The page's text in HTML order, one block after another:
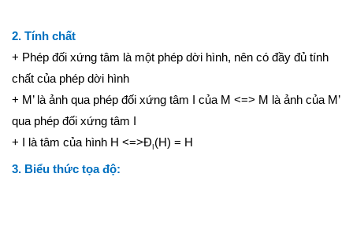
2. Tính chất
+ Phép đối xứng tâm là một phép dời hình, nên có đầy đủ tính
chất của phép dời hình
+ M’ là ảnh qua phép đối xứng tâm I của M <=> M là ảnh của M’
qua phép đối xứng tâm I
+ I là tâm của hình H <=>Đ (H) = H
3. Biểu thức tọa độ: